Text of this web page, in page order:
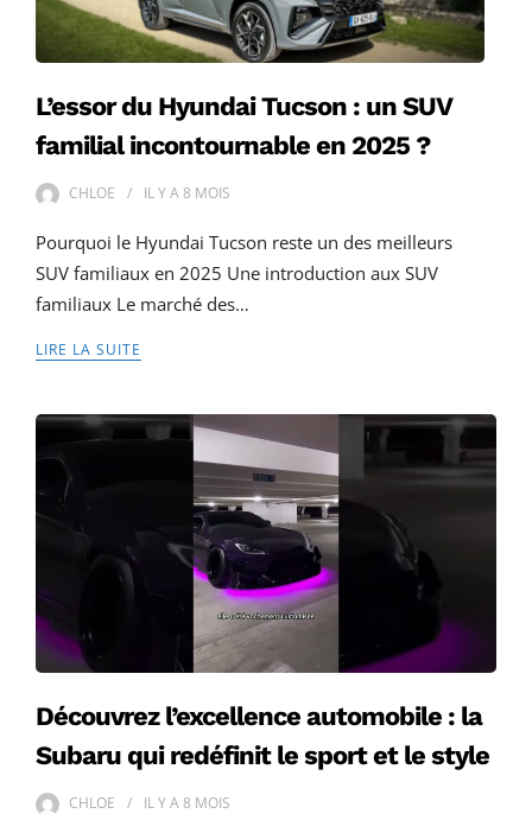
L’essor du Hyundai Tucson : un SUV
familial incontournable en 2025 ?
CHLOE IL Y A8 MOIS
Pourquoi le Hyundai Tucson reste un des meilleurs
SUV familiaux en 2025 Une introduction aux SUV
familiaux Le marché des…
LIRE LA SUITE
Découvrez l’excellence automobile : la
Subaru qui redéfinit le sport et le style
CHLOE IL Y A8 MOIS